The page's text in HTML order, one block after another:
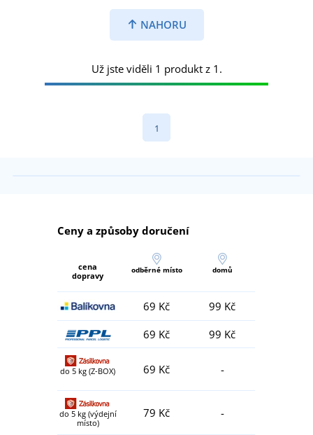
NAHORU
Už jste viděli 1 produkt z 1.
1
Ceny a způsoby doručení
cena
dopravy
odběrné místo domů
69 Kč
99 Kč
69 Kč
99 Kč
do 5 kg (Z-BOX) 69 Kč -
do 5 kg (výdejní
místo)
79 Kč -